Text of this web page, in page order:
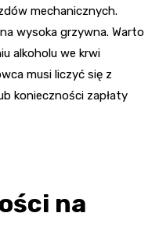
mechanicznych.
wysoka grzywna. Warto
alkoholu we krwi
musi liczyć się z
konieczności zapłaty
na